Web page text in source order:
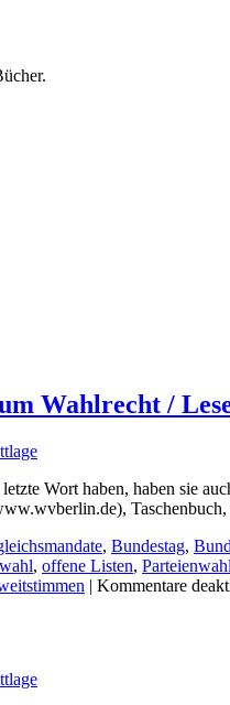
Wahlrecht /
Wort haben, haben sie
, Bundestag,
, offene Listen, Parteienwahl
| Kommentare